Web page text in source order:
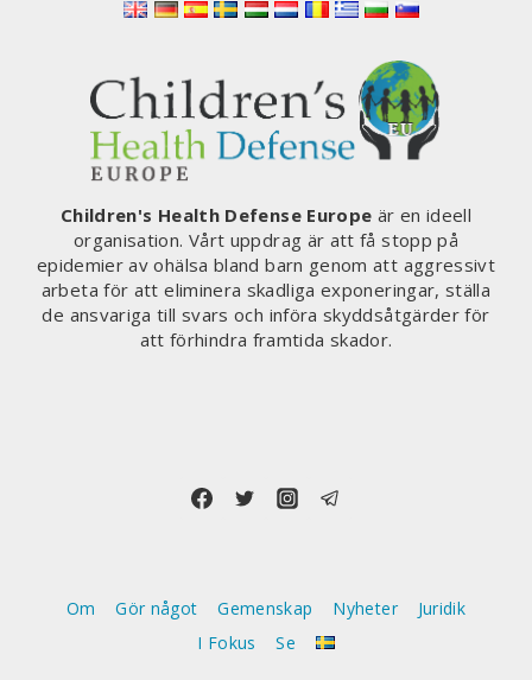
Children's Health Defense Europe är en ideell
organisation. Vårt uppdrag är att få stopp på
epidemier av ohälsa bland barn genom att aggressivt
arbeta för att eliminera skadliga exponeringar, ställa
de ansvariga till svars och införa skyddsåtgärder för
att förhindra framtida skador.
Om Gör något Gemenskap Nyheter
Juridik
I Fokus
Se